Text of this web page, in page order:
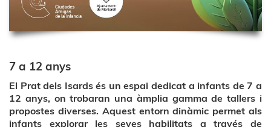
7 a 12 anys
El Prat dels Isards és un espai dedicat a infants de 7 a
12 anys, on trobaran una àmplia gamma de tallers i
propostes diverses. Aquest entorn dinàmic permet als
infants explorar les seves habilitats a través de